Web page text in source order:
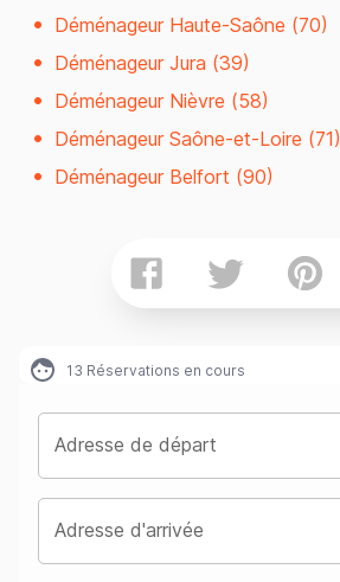
Déménageur Haute-Saône (70)
Déménageur Jura (39)
Déménageur Nièvre (58)
Déménageur Saône-et-Loire (71)
Déménageur Belfort (90)
13 Réservations en cours
Adresse de départ
Adresse d'arrivée